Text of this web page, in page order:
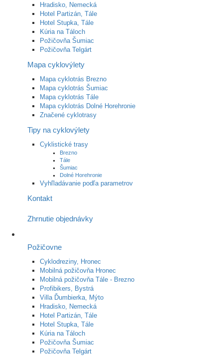
Hradisko, Nemecká
Hotel Partizán, Tále
Hotel Stupka, Tále
Kúria na Táloch
Požičovňa Šumiac
Požičovňa Telgárt
Mapa cyklovýlety
Mapa cyklotrás Brezno
Mapa cyklotrás Šumiac
Mapa cyklotrás Tále
Mapa cyklotrás Dolné Horehronie
Značené cyklotrasy
Tipy na cyklovýlety
Cyklistické trasy
Brezno
Tále
Šumiac
Dolné Horehronie
Vyhľladávanie podľa parametrov
Kontakt
Zhrnutie objednávky
Požičovne
Cyklodreziny, Hronec
Mobilná požičovňa Hronec
Mobilná požičovňa Tále - Brezno
Profibikers, Bystrá
Villa Ďumbierka, Mýto
Hradisko, Nemecká
Hotel Partizán, Tále
Hotel Stupka, Tále
Kúria na Táloch
Požičovňa Šumiac
Požičovňa Telgárt